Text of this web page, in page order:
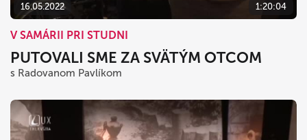
16.05.2022 1:20:04
V SAMÁRII PRI STUDNI
PUTOVALI SME ZA SVÄTÝM OTCOM
s Radovanom Pavlíkom